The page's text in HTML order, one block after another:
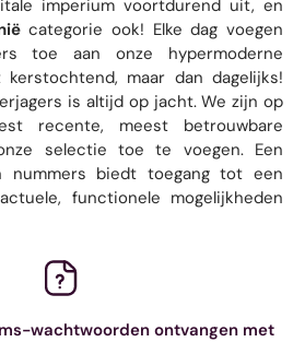
imperium voortdurend uit, en
categorie ook! Elke dag voegen
toe aan onze hypermoderne
maar dan dagelijks!
is altijd op jacht. We zijn op
recente, meest betrouwbare
selectie toe te voegen. Een
nummers biedt toegang tot een
functionele mogelijkheden
wachtwoorden ontvangen met